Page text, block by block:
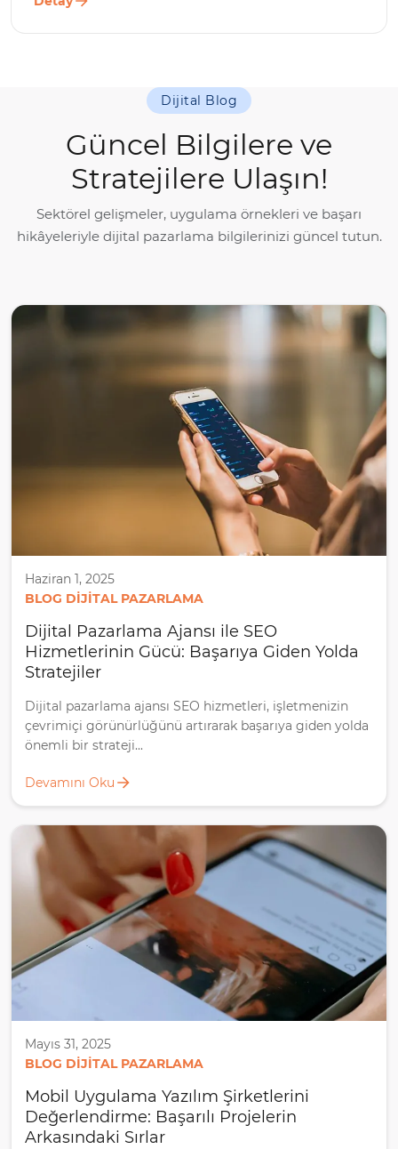
Dijital Blog
Güncel Bilgilere ve
Stratejilere Ulaşın!
Sektörel gelişmeler, uygulama örnekleri ve başarı
hikâyeleriyle dijital pazarlama bilgilerinizi güncel tutun.
Haziran 1, 2025
BLOG DIJITAL PAZARLAMA
Dijital Pazarlama Ajansı ile SEO
Hizmetlerinin Gücü: Başarıya Giden Yolda
Stratejiler
Dijital pazarlama ajansı SEO hizmetleri, işletmenizin
çevrimiçi görünürlüğünü artırarak başarıya giden yolda
önemli bir strateji...
Devamını Oku
Mayıs 31, 2025
BLOG DIJITAL PAZARLAMA
Mobil Uygulama Yazılım Şirketlerini
Değerlendirme: Başarılı Projelerin
Arkasındaki Sırlar